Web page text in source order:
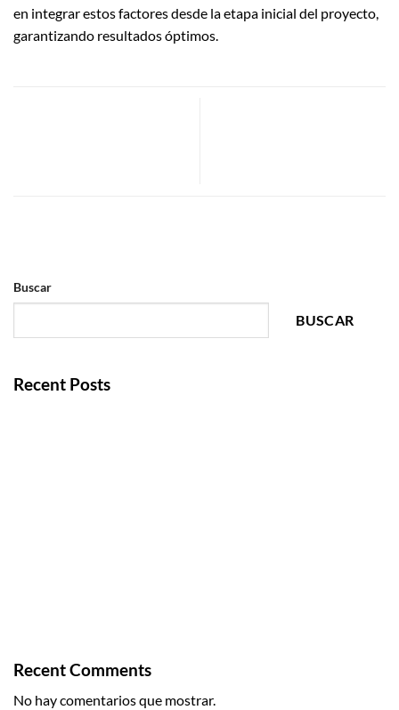
en integrar estos factores desde la etapa inicial del proyecto,
garantizando resultados óptimos.
Buscar
BUSCAR
Recent Posts
Recent Comments
No hay comentarios que mostrar.